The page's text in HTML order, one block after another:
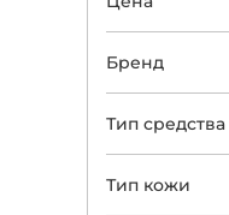
Бренд
Тип средства
Тип кожи